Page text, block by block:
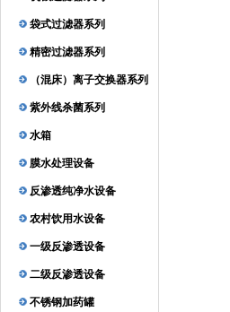
袋式过滤器系列
精密过滤器系列
（混床）离子交换器系列
紫外线杀菌系列
水箱
膜水处理设备
反渗透纯净水设备
农村饮用水设备
一级反渗透设备
二级反渗透设备
不锈钢加药罐